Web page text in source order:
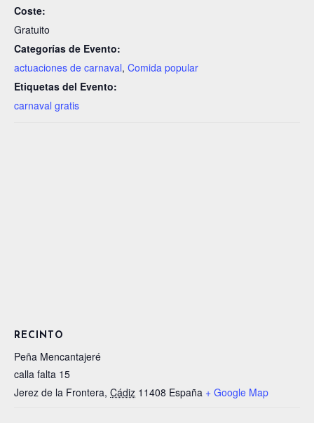
Coste:
Gratuito
Categorías de Evento:
actuaciones de carnaval, Comida popular
Etiquetas del Evento:
carnaval gratis
RECINTO
Peña Mencantajeré
calla falta 15
Jerez de la Frontera, Cádiz 11408 España + Google Map